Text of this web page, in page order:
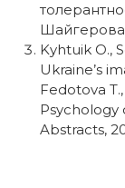
Kyhtuik O.,
Ukraine’s
Fedotova
Psychology
Abstracts,